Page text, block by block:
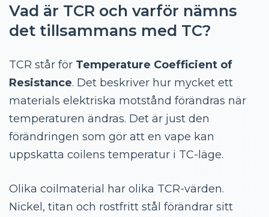
Vad är TCR och varför nämns
det tillsammans med TC?
TCR står för Temperature Coefficient of
Resistance. Det beskriver hur mycket ett
materials elektriska motstånd förändras när
temperaturen ändras. Det är just den
förändringen som gör att en vape kan
uppskatta coilens temperatur i TC-läge.
Olika coilmaterial har olika TCR-värden.
Nickel, titan och rostfritt stål förändrar sitt